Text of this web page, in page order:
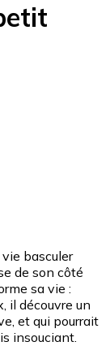
basculer
de son côté
sa vie :
il découvre un
et qui pourrait
insouciant.